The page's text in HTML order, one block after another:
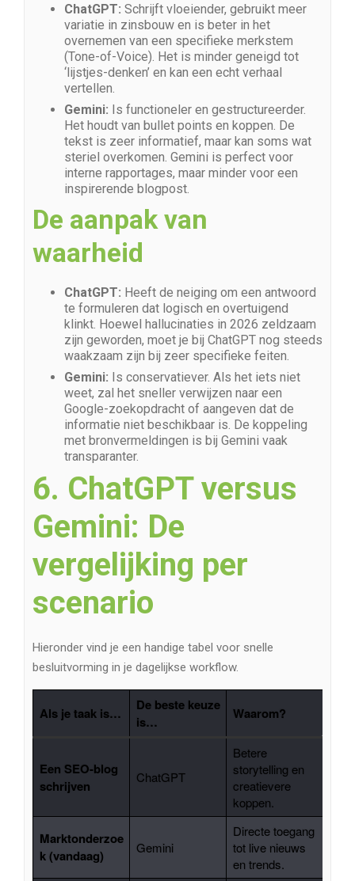
ChatGPT: Schrijft vloeiender, gebruikt meer
variatie in zinsbouw en is beter in het
overnemen van een specifieke merkstem
(Tone-of-Voice). Het is minder geneigd tot
‘lijstjes-denken’ en kan een echt verhaal
vertellen.
Gemini: Is functioneler en gestructureerder.
Het houdt van bullet points en koppen. De
tekst is zeer informatief, maar kan soms wat
steriel overkomen. Gemini is perfect voor
interne rapportages, maar minder voor een
inspirerende blogpost.
De aanpak van
waarheid
ChatGPT: Heeft de neiging om een antwoord
te formuleren dat logisch en overtuigend
klinkt. Hoewel hallucinaties in 2026 zeldzaam
zijn geworden, moet je bij ChatGPT nog steeds
waakzaam zijn bij zeer specifieke feiten.
Gemini: Is conservatiever. Als het iets niet
weet, zal het sneller verwijzen naar een
Google-zoekopdracht of aangeven dat de
informatie niet beschikbaar is. De koppeling
met bronvermeldingen is bij Gemini vaak
transparanter.
6. ChatGPT versus
Gemini: De
vergelijking per
scenario
Hieronder vind je een handige tabel voor snelle
besluitvorming in je dagelijkse workflow.
Als je taak is…
De beste keuze
is…
Waarom?
Een SEO-blog
schrijven
ChatGPT
Betere
storytelling en
creatievere
koppen.
Marktonderzoe
k (vandaag)
Gemini
Directe toegang
tot live nieuws
en trends.